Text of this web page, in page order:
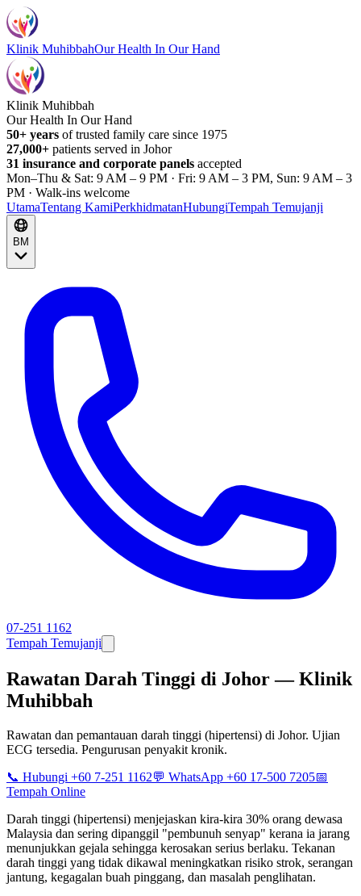
Klinik MuhibbahOur Health In Our Hand
Klinik Muhibbah
Our Health In Our Hand
50+ years of trusted family care since 1975
27,000+ patients served in Johor
31 insurance and corporate panels accepted
Mon–Thu & Sat: 9 AM – 9 PM · Fri: 9 AM – 3 PM, Sun: 9 AM – 3
PM · Walk-ins welcome
UtamaTentang KamiPerkhidmatanHubungiTempah Temujanji
BM
07-251 1162
Tempah Temujanji
Rawatan Darah Tinggi di Johor — Klinik
Muhibbah
Rawatan dan pemantauan darah tinggi (hipertensi) di Johor. Ujian
ECG tersedia. Pengurusan penyakit kronik.
📞 Hubungi +60 7-251 1162💬 WhatsApp +60 17-500 7205📅
Tempah Online
Darah tinggi (hipertensi) menjejaskan kira-kira 30% orang dewasa
Malaysia dan sering dipanggil "pembunuh senyap" kerana ia jarang
menunjukkan gejala sehingga kerosakan serius berlaku. Tekanan
darah tinggi yang tidak dikawal meningkatkan risiko strok, serangan
jantung, kegagalan buah pinggang, dan masalah penglihatan.